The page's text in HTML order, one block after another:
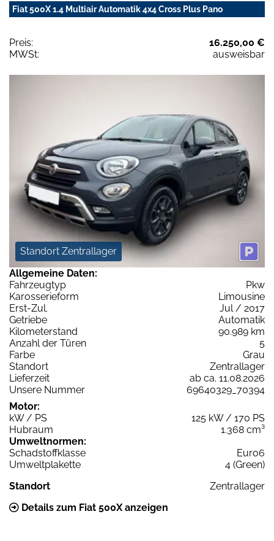
Fiat 500X 1.4 Multiair Automatik 4x4 Cross Plus Pano
Preis:
16.250,00 €
MWSt:
ausweisbar
Standort Zentrallager
Allgemeine Daten:
Fahrzeugtyp
Pkw
Karosserieform
Limousine
Erst-Zul.
Jul / 2017
Getriebe
Automatik
Kilometerstand
90.989 km
Anzahl der Türen
5
Farbe
Grau
Standort
Zentrallager
Lieferzeit
ab ca. 11.08.2026
Unsere Nummer
69640329_70394
Motor:
kW / PS
125 kW / 170 PS
Hubraum
1.368 cm³
Umweltnormen:
Schadstoffklasse
Euro6
Umweltplakette
4 (Green)
Standort
Zentrallager
Details zum Fiat 500X anzeigen